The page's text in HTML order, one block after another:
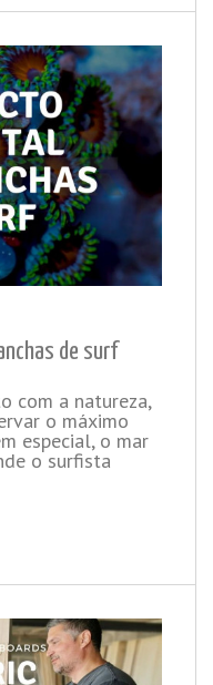
de surf
com a natureza,
o máximo
especial, o mar
o surfista